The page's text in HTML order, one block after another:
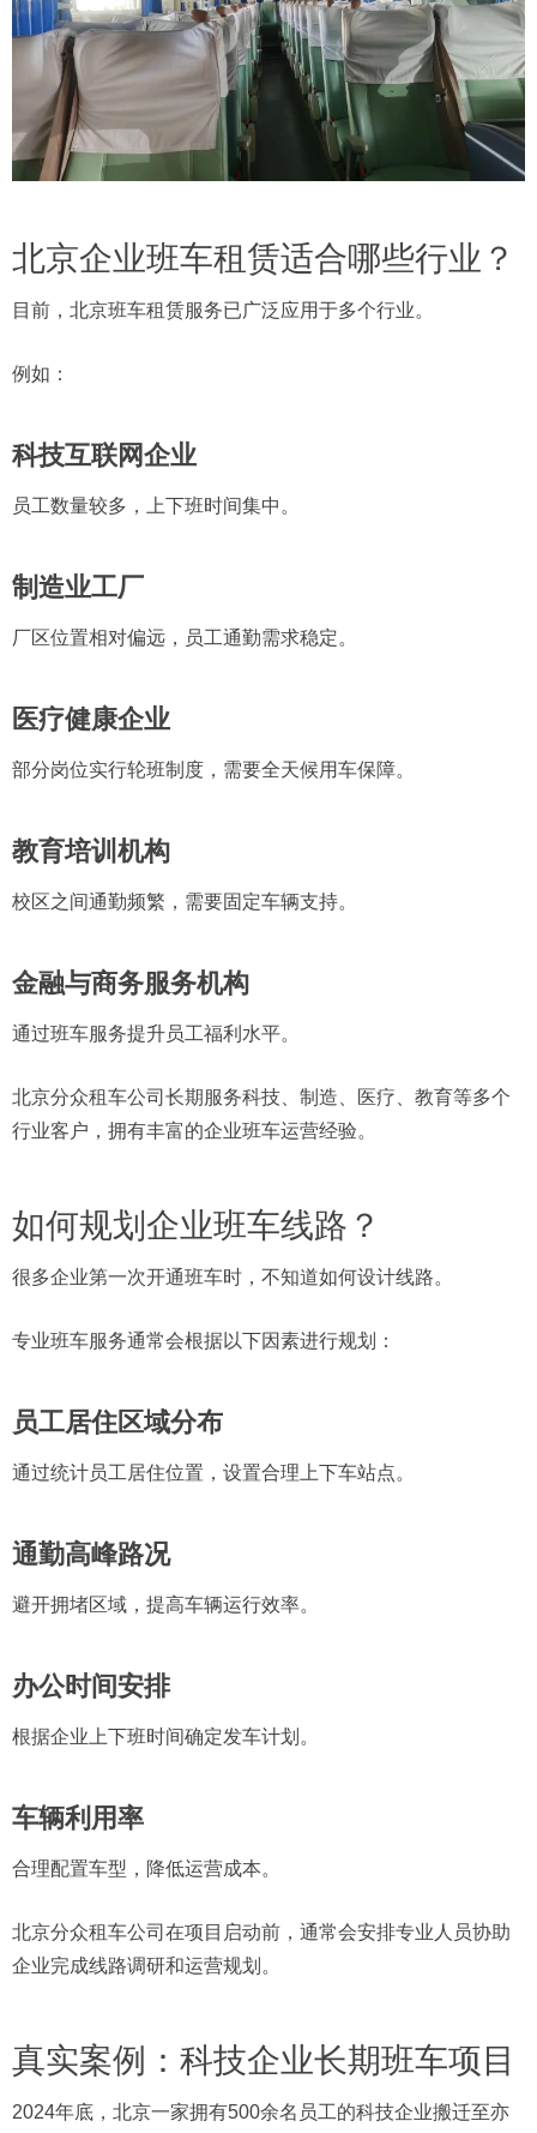
北京企业班车租赁适合哪些行业？
目前，北京班车租赁服务已广泛应用于多个行业。
例如：
科技互联网企业
员工数量较多，上下班时间集中。
制造业工厂
厂区位置相对偏远，员工通勤需求稳定。
医疗健康企业
部分岗位实行轮班制度，需要全天候用车保障。
教育培训机构
校区之间通勤频繁，需要固定车辆支持。
金融与商务服务机构
通过班车服务提升员工福利水平。
北京分众租车公司长期服务科技、制造、医疗、教育等多个
行业客户，拥有丰富的企业班车运营经验。
如何规划企业班车线路？
很多企业第一次开通班车时，不知道如何设计线路。
专业班车服务通常会根据以下因素进行规划：
员工居住区域分布
通过统计员工居住位置，设置合理上下车站点。
通勤高峰路况
避开拥堵区域，提高车辆运行效率。
办公时间安排
根据企业上下班时间确定发车计划。
车辆利用率
合理配置车型，降低运营成本。
北京分众租车公司在项目启动前，通常会安排专业人员协助
企业完成线路调研和运营规划。
真实案例：科技企业长期班车项目
2024年底，北京一家拥有500余名员工的科技企业搬迁至亦